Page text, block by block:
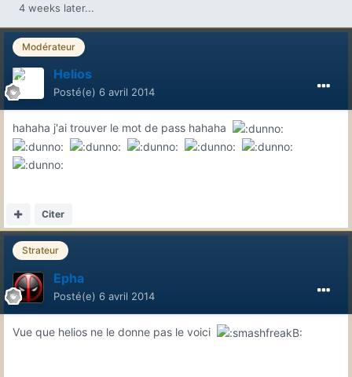
4 weeks later...
Modérateur
Helios
Posté(e) 6 avril 2014
hahaha j'ai trouver le mot de pass hahaha
Citer
Strateur
Epha
Posté(e) 6 avril 2014
Vue que helios ne le donne pas le voici